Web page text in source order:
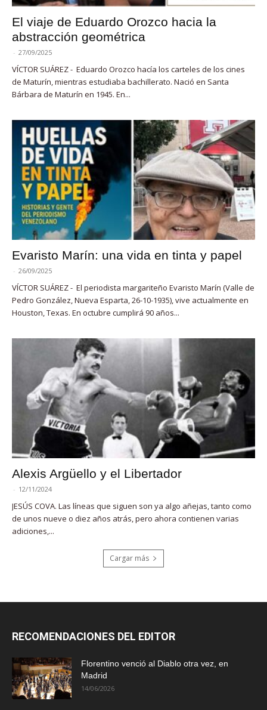
El viaje de Eduardo Orozco hacia la
abstracción geométrica
- 27/09/2025
VÍCTOR SUÁREZ - Eduardo Orozco hacía los carteles de los cines
de Maturín, mientras estudiaba bachillerato. Nació en Santa
Bárbara de Maturín en 1945. En...
Evaristo Marín: una vida en tinta y papel
- 26/09/2025
VÍCTOR SUÁREZ - El periodista margariteño Evaristo Marín (Valle de
Pedro González, Nueva Esparta, 26-10-1935), vive actualmente en
Houston, Texas. En octubre cumplirá 90 años...
Alexis Argüello y el Libertador
- 12/11/2024
JESÚS COVA. Las líneas que siguen son ya algo añejas, tanto como
de unos nueve o diez años atrás, pero ahora contienen varias
adiciones,...
Cargar más
RECOMENDACIONES DEL EDITOR
Florentino venció al Diablo otra vez, en
Madrid
14/06/2026